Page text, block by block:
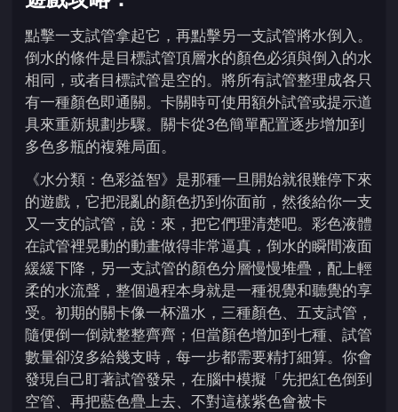
點擊一支試管拿起它，再點擊另一支試管將水倒入。
倒水的條件是目標試管頂層水的顏色必須與倒入的水
相同，或者目標試管是空的。將所有試管整理成各只
有一種顏色即通關。卡關時可使用額外試管或提示道
具來重新規劃步驟。關卡從3色簡單配置逐步增加到
多色多瓶的複雜局面。
《水分類：色彩益智》是那種一旦開始就很難停下來
的遊戲，它把混亂的顏色扔到你面前，然後給你一支
又一支的試管，說：來，把它們理清楚吧。彩色液體
在試管裡晃動的動畫做得非常逼真，倒水的瞬間液面
緩緩下降，另一支試管的顏色分層慢慢堆疊，配上輕
柔的水流聲，整個過程本身就是一種視覺和聽覺的享
受。初期的關卡像一杯溫水，三種顏色、五支試管，
隨便倒一倒就整整齊齊；但當顏色增加到七種、試管
數量卻沒多給幾支時，每一步都需要精打細算。你會
發現自己盯著試管發呆，在腦中模擬「先把紅色倒到
空管、再把藍色疊上去、不對這樣紫色會被卡